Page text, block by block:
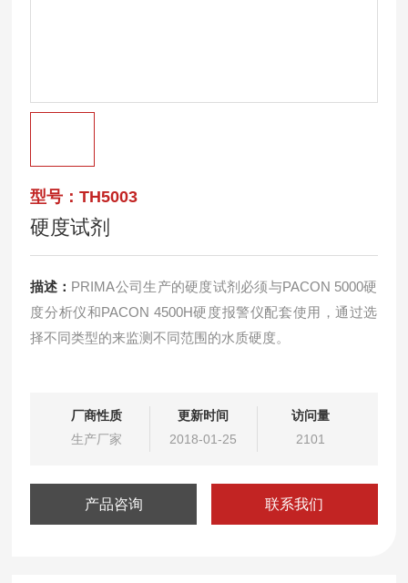
型号：TH5003
硬度试剂
描述： PRIMA公司生产的硬度试剂必须与PACON 5000硬
度分析仪和PACON 4500H硬度报警仪配套使用，通过选
择不同类型的来监测不同范围的水质硬度。
厂商性质
生产厂家
更新时间
2018-01-25
访问量
2101
产品咨询 联系我们